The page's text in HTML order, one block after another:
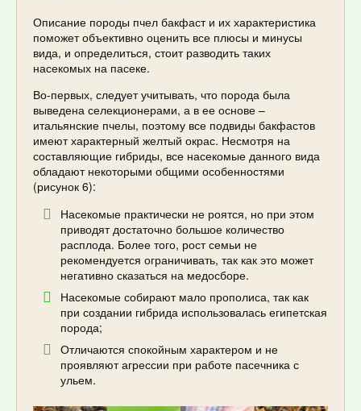
Описание породы пчел бакфаст и их характеристика
поможет объективно оценить все плюсы и минусы
вида, и определиться, стоит разводить таких
насекомых на пасеке.
Во-первых, следует учитывать, что порода была
выведена селекционерами, а в ее основе –
итальянские пчелы, поэтому все подвиды бакфастов
имеют характерный желтый окрас. Несмотря на
составляющие гибриды, все насекомые данного вида
обладают некоторыми общими особенностями
(рисунок 6):
Насекомые практически не роятся, но при этом
приводят достаточно большое количество
расплода. Более того, рост семьи не
рекомендуется ограничивать, так как это может
негативно сказаться на медосборе.
Насекомые собирают мало прополиса, так как
при создании гибрида использовалась египетская
порода;
Отличаются спокойным характером и не
проявляют агрессии при работе пасечника с
ульем.